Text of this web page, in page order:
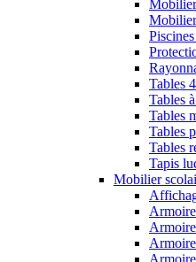
Mobilier
Mobilier
Tables
Tables
Tables
Tables
Tables
Tapis
Mobilier